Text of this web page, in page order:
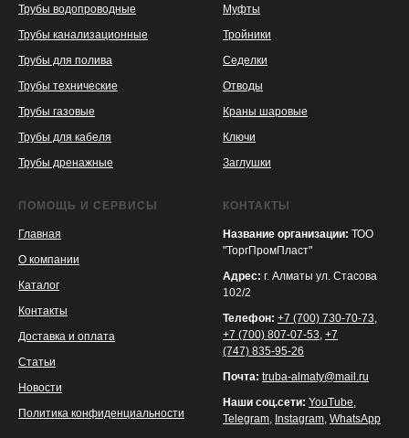
KASPI
SATU
WILDBERRIES
Трубы водопроводные
Трубы канализационные
Трубы для полива
Трубы технические
Трубы газовые
Трубы для кабеля
Трубы дренажные
Муфты
Тройники
Седелки
Отводы
Краны шаровые
Ключи
Заглушки
ПОМОЩЬ И СЕРВИСЫ
Главная
О компании
Каталог
Контакты
Доставка и оплата
Статьи
Новости
Политика конфиденциальности
КОНТАКТЫ
Название организации: ТОО
"ТоргПромПласт"
Адрес: г. Алматы ул. Стасова
102/2
Телефон: +7 (700) 730-70-73,
+7 (700) 807-07-53, +7
(747) 835-95-26
Почта: truba-almaty@mail.ru
Наши соц.сети: YouTube,
Telegram, Instagram, WhatsApp